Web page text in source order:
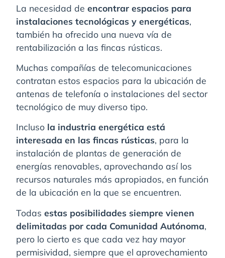
La necesidad de encontrar espacios para
instalaciones tecnológicas y energéticas,
también ha ofrecido una nueva vía de
rentabilización a las fincas rústicas.
Muchas compañías de telecomunicaciones
contratan estos espacios para la ubicación de
antenas de telefonía o instalaciones del sector
tecnológico de muy diverso tipo.
Incluso la industria energética está
interesada en las fincas rústicas, para la
instalación de plantas de generación de
energías renovables, aprovechando así los
recursos naturales más apropiados, en función
de la ubicación en la que se encuentren.
Todas estas posibilidades siempre vienen
delimitadas por cada Comunidad Autónoma,
pero lo cierto es que cada vez hay mayor
permisividad, siempre que el aprovechamiento